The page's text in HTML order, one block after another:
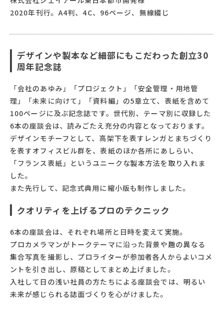
2020年刊行。A4判、4C、96ページ、無線綴じ
デザインや製本など細部にもこだわった創立30
周年記念誌
「会社のあゆみ」「プロジェクト」「安全管理・用地管
理」「未来に向けて」「資料編」の5章立て、表紙を含めて
100ページに及ぶ記念誌です。世代別、テーマ別に収録した
6本の座談会は、読みごたえ充分の内容となっております。
デザインモチーフとして、高架下を表すレンガとまちづくり
を表すオフィスビル群を、表紙のほか各所にあしらい、
「フランス表紙」というユニークな製本方法を取り入れま
した。
また先行して、記念式典用に縮小版も制作しました。
クオリティを上げるプロのテクニック
6本の座談会は、それぞれ場所と日時を変えて実施。
プロカメラマンがトークテーマに沿った背景や趣の異なる
集合写真を撮影し、プロライターが参加者各人からよいコメ
ントを引き出し、原稿としてまとめ上げました。
入社して日の浅い社員の方たちによる座談会では、明るい
未来が感じられる誌面づくりを心がけました。